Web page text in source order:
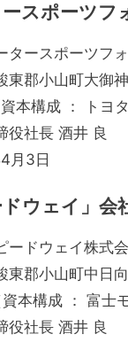
ースポーツフ
タースポーツフ
東郡小山町大御
本構成 ： トヨ
役社長 酒井 良
月3日
ウェイ」会
ードウェイ株
東郡小山町中日
本構成 ： 富士
役社長 酒井 良